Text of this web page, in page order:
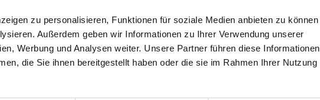
zu personalisieren, Funktionen für soziale Medien anbieten zu können
Außerdem geben wir Informationen zu Ihrer Verwendung unserer
Werbung und Analysen weiter. Unsere Partner führen diese Informationen
die Sie ihnen bereitgestellt haben oder die sie im Rahmen Ihrer Nutzung